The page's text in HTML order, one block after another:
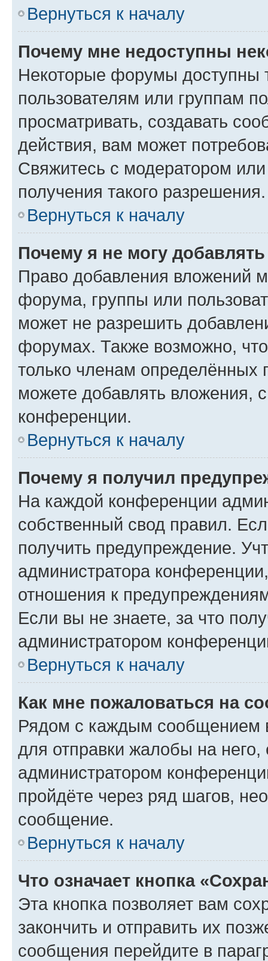
Вернуться к началу
Почему мне недоступны
Некоторые форумы доступны
пользователям или группам
просматривать, создавать
действия, вам может
Свяжитесь с модератором
получения такого разрешения.
Вернуться к началу
Почему я не могу
Право добавления вложений
форума, группы или
может не разрешить
форумах. Также возможно,
только членам определённых
можете добавлять вложения,
конференции.
Вернуться к началу
Почему я получил
На каждой конференции
собственный свод правил.
получить предупреждение.
администратора
отношения к
Если вы не знаете, за что
администратором
Вернуться к началу
Как мне пожаловаться на
Рядом с каждым сообщением
для отправки жалобы на
администратором
пройдёте через ряд шагов,
сообщение.
Вернуться к началу
Что означает кнопка
Эта кнопка позволяет вам
закончить и отправить их
сообщения перейдите в